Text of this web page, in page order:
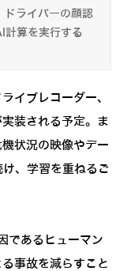
ドライバーの顔認
計算を実行する
イブレコーダー、
装される予定。ま
状況の映像やデー
、学習を重ねるご
であるヒューマン
事故を減らすこと